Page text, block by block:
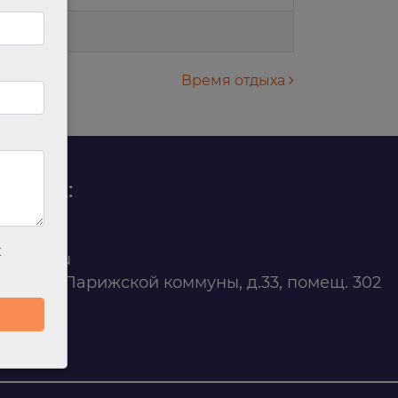
Время отдыха
ул. Парижской коммуны, д.33, помещ. 302